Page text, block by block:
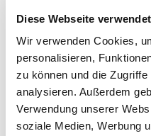
Diese Webseite
Wir verwenden Cookies,
personalisieren,
zu können und die
analysieren. Außerdem
Verwendung unserer
soziale Medien, Werbung
In 30
Der von Ihnen